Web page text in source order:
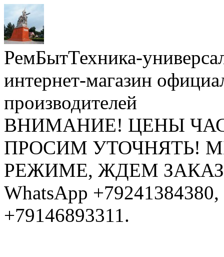
РемБытТехника-
интернет-магазин
производителей
ВНИМАНИЕ! ЦЕНЫ
ПРОСИМ УТОЧНЯТЬ!
РЕЖИМЕ, ЖДЕМ ЗАКАЗЫ:
WhatsApp
+79146893311.